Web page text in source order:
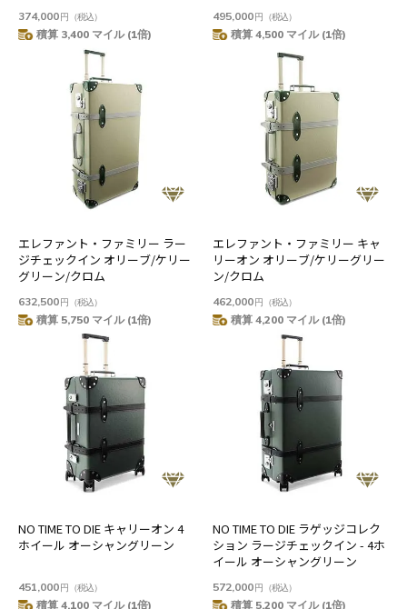
374,000円 （税込）
積算 3,400 マイル (1倍)
495,000円 （税込）
積算 4,500 マイル (1倍)
エレファント・ファミリー ラー
ジチェックイン オリーブ/ケリー
グリーン/クロム
632,500円 （税込）
積算 5,750 マイル (1倍)
エレファント・ファミリー キャ
リーオン オリーブ/ケリーグリー
ン/クロム
462,000円 （税込）
積算 4,200 マイル (1倍)
NO TIME TO DIE キャリーオン 4
ホイール オーシャングリーン
451,000円 （税込）
積算 4,100 マイル (1倍)
NO TIME TO DIE ラゲッジコレク
ション ラージチェックイン - 4ホ
イール オーシャングリーン
572,000円 （税込）
積算 5,200 マイル (1倍)